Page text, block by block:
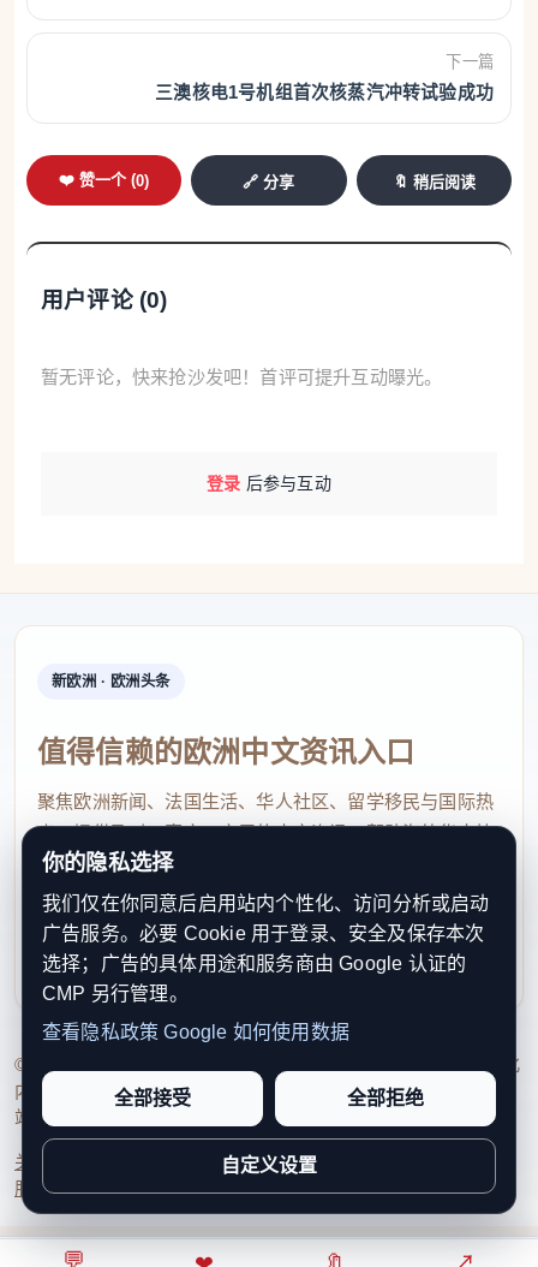
💬
助理老秦的声音打断了我的思绪。他与我并肩战斗多
年，做事向来细致稳妥，像块坚实的压舱石。我点头
应下，随他走进装备库。春节的警情总带着几分特
灾，或是老人孩子走失、异物卡喉的紧急求助。我们
得半点疏忽。
冲锋：浓烟里的脊梁，背起的是希望
午夜十二点，新年的钟声刚落，急促的警铃声骤
者中尚有一位八旬老人。“火速出发！”我一声令下，
队员们动作利落地上了车，消防车的警笛声刺破夜
色，朝着火场疾驰。抵达时，老旧民房已被浓烟吞
噬，木质楼梯烧得噼啪作响，火星簌簌往下掉。“跟我
上！”我戴上空气呼吸器，率先冲进火场。高温炙烤着
战斗服，浓烟像化不开的墨汁，几乎遮蔽了视线，只
能凭着多年的灭火救援经验摸索前行。终于，在卧室
角落，我们找到了蜷缩在衣柜旁的老人。他被浓烟呛
得说不出话，眼神里满是惶恐。我立刻背起老人，示
意队员们跟上，在浓烟中艰难地探寻撤离的路……冲
出楼道的那一刻，新鲜空气涌入鼻腔，战斗服早已被
汗水浸透，冰冷地贴在身上，脸上、额头上满是黑
下一篇
三澳核电1号机组首次核蒸汽冲转试验成功
❤️ 赞一个 (0) 🔗 分享 🔖 稍后阅读
用户评论 (0)
暂无评论，快来抢沙发吧！首评可提升互动曝光。
登录 后参与互动
新欧洲 · 欧洲头条
值得信赖的欧洲中文资讯入口
聚焦欧洲新闻、法国生活、华人社区、留学移民与国际热
点，提供及时、真实、实用的中文资讯，帮助海外华人快
速了解欧洲动态。
contact@xinouzhou.com
服务支持、版权与合作：工作日优先处理站务、投稿与权
利通知
© 2026 新欧洲·欧洲头条. All Rights Reserved. 本网站持续优化
内容透明度、联系方式与用户权利说明，以提升品牌信任感和
站点完整度。
关于我们 编辑规范日期归档隐私政策
服务条款联系我们
你的隐私选择
我们仅在你同意后启用站内个性化、访问分析或启动
广告服务。必要 Cookie 用于登录、安全及保存本次
选择；广告的具体用途和服务商由 Google 认证的
CMP 另行管理。
查看隐私政策 Google 如何使用数据
全部接受 全部拒绝
自定义设置